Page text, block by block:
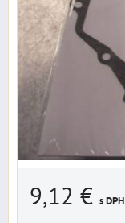
9,12 € s DPH